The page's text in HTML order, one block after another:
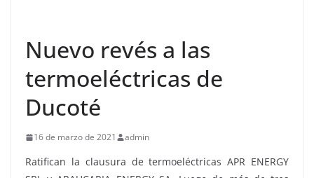
Nuevo revés a las
termoeléctricas de
Ducoté
16 de marzo de 2021 admin
Ratifican la clausura de termoeléctricas APR ENERGY